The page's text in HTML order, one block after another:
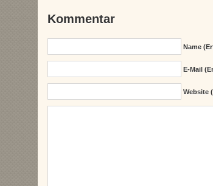
Kommentar
Name
E-Mail
Website